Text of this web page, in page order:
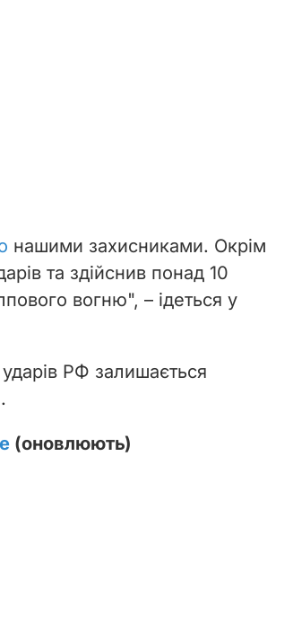
нашими захисниками. Окрім
та здійснив понад 10
вогню", – ідеться у
РФ залишається
(оновлюють)